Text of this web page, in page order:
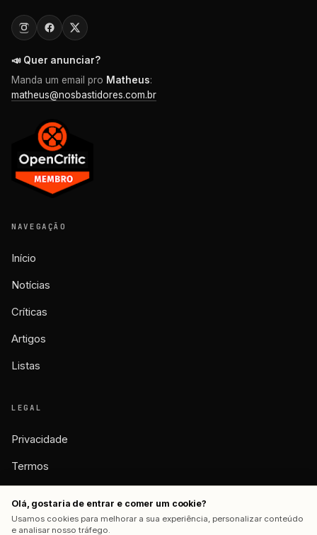
📣 Quer anunciar?
Manda um email pro Matheus:
matheus@nosbastidores.com.br
NAVEGAÇÃO
Início
Notícias
Críticas
Artigos
Listas
LEGAL
Privacidade
Termos
Olá, gostaria de entrar e comer um cookie?
Usamos cookies para melhorar a sua experiência, personalizar conteúdo
e analisar nosso tráfego.